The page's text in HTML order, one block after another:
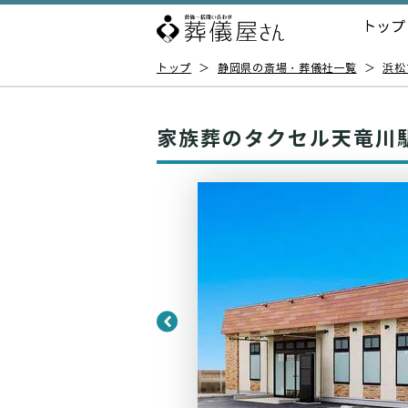
トップ
トップ ＞ 静岡県の斎場・葬儀社一覧 ＞ 浜
家族葬のタクセル天竜川